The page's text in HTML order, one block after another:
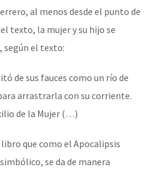
al menos desde el punto de
texto, la mujer y su hijo se
el texto:
de sus fauces como un río de
arrastrarla con su corriente.
de la Mujer (…)
que como el Apocalipsis
se da de manera